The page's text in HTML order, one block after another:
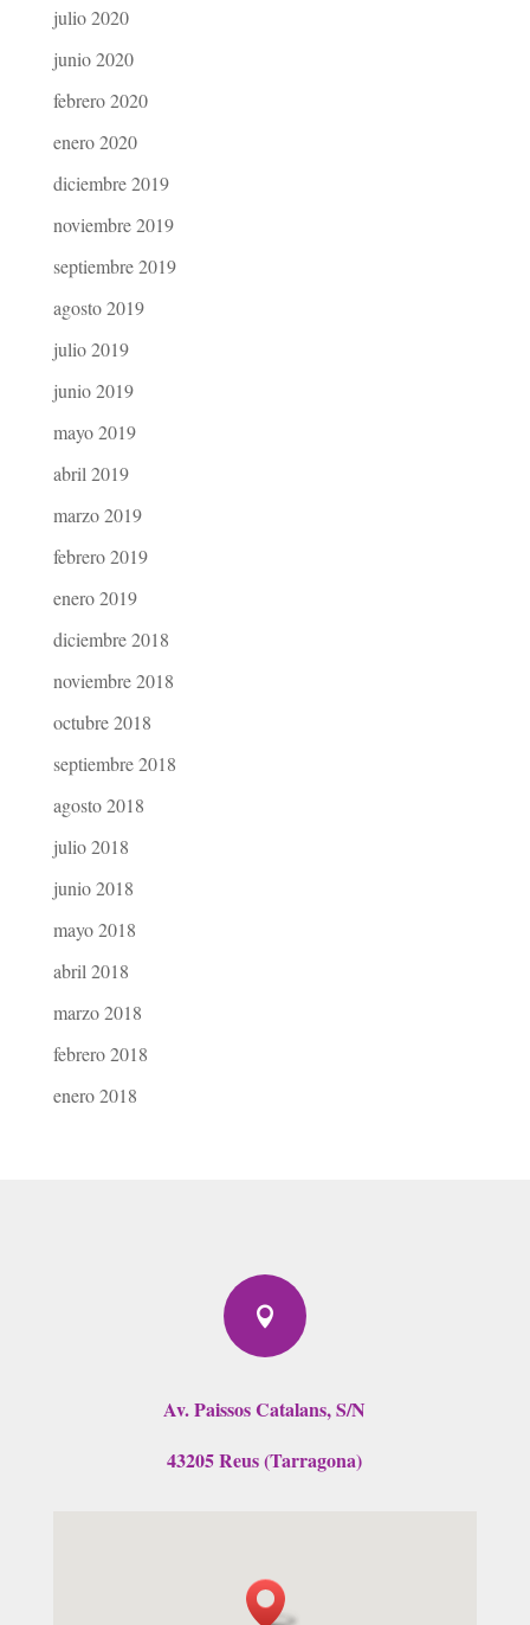
julio 2020
junio 2020
febrero 2020
enero 2020
diciembre 2019
noviembre 2019
septiembre 2019
agosto 2019
julio 2019
junio 2019
mayo 2019
abril 2019
marzo 2019
febrero 2019
enero 2019
diciembre 2018
noviembre 2018
octubre 2018
septiembre 2018
agosto 2018
julio 2018
junio 2018
mayo 2018
abril 2018
marzo 2018
febrero 2018
enero 2018

Av. Paissos Catalans, S/N
43205 Reus (Tarragona)